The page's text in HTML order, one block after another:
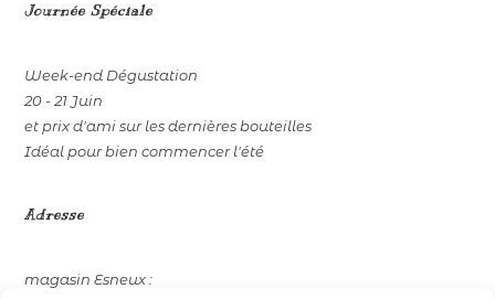
Journée Spéciale
Week-end Dégustation
20 - 21 Juin
et prix d'ami sur les dernières bouteilles
Idéal pour bien commencer l'été
Adresse
magasin Esneux :